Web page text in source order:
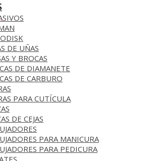
DE UÑAS
Y BROCAS
DE DIAMANETE
DE CARBURO
PARA CUTÍCULA
DE CEJAS
PARA MANICURA
PARA PEDICURA